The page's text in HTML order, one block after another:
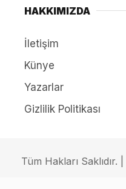
HAKKIMIZDA
İletişim
Künye
Yazarlar
Gizlilik Politikası
Tüm Hakları Saklıdır. |